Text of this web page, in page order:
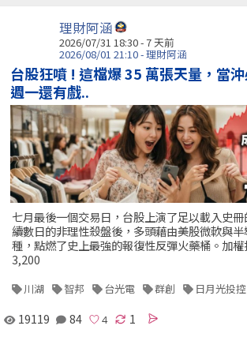
理財阿涵
2026/07/31 18:30 - 7 天前
2026/08/01 21:10 - 理財阿涵
台股狂噴 ! 這檔爆 35 萬張天量，當沖
週一還有戲..
七月最後一個交易日，台股上演了足以載入史
續數日的非理性殺盤後，多頭藉由美股微軟與
種，點燃了史上最強的報復性反彈火藥桶。加
3,200
川湖 智邦 台光電 群創 日月光投控
19119 84 1